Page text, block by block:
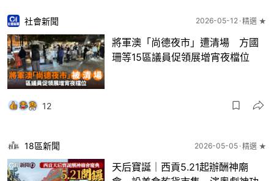
社會新聞 2026-05-12 精選 ★
將軍澳「尚德夜市」遭清場 方國
珊等15區議員促領展增宵夜檔位
12
18區新聞 2026-05-05 精選 ★
天后寶誕｜西貢5.21起辦酬神廟